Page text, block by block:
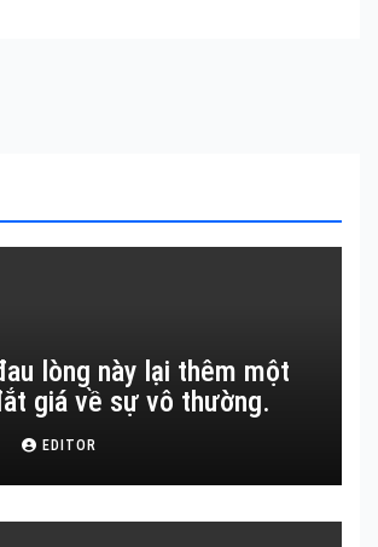
lòng này lại thêm một
giá về sự vô thường.
EDITOR